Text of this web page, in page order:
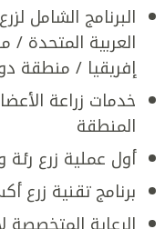
البرنامج الشامل
العربية
إفريقيا / منطقة
خدمات زراعة
المنطقة
أول عملية زرع
برنامج تقنية زرع